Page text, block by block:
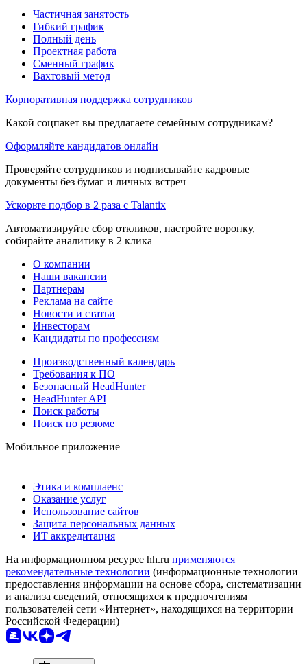
Частичная занятость
Гибкий график
Полный день
Проектная работа
Сменный график
Вахтовый метод
Корпоративная поддержка сотрудников
Какой соцпакет вы предлагаете семейным сотрудникам?
Оформляйте кандидатов онлайн
Проверяйте сотрудников и подписывайте кадровые
документы без бумаг и личных встреч
Ускорьте подбор в 2 раза с Talantix
Автоматизируйте сбор откликов, настройте воронку,
собирайте аналитику в 2 клика
О компании
Наши вакансии
Партнерам
Реклама на сайте
Новости и статьи
Инвесторам
Кандидаты по профессиям
Производственный календарь
Требования к ПО
Безопасный HeadHunter
HeadHunter API
Поиск работы
Поиск по резюме
Мобильное приложение
Этика и комплаенс
Оказание услуг
Использование сайтов
Защита персональных данных
ИТ аккредитация
На информационном ресурсе hh.ru применяются
рекомендательные технологии (информационные технологии
предоставления информации на основе сбора, систематизации
и анализа сведений, относящихся к предпочтениям
пользователей сети «Интернет», находящихся на территории
Российской Федерации)